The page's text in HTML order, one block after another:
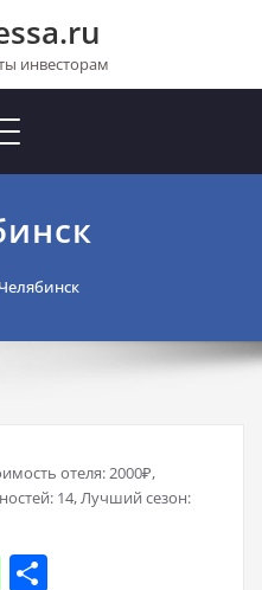
инвесторам
Челябинск
отеля: 2000₽,
14, Лучший сезон:
WhatsApp